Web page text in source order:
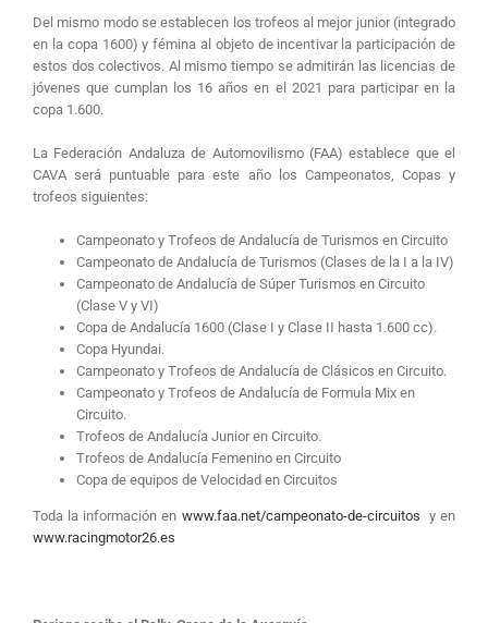
Del mismo modo se establecen los trofeos al mejor junior (integrado
en la copa 1600) y fémina al objeto de incentivar la participación de
estos dos colectivos. Al mismo tiempo se admitirán las licencias de
jóvenes que cumplan los 16 años en el 2021 para participar en la
copa 1.600.
La Federación Andaluza de Automovilismo (FAA) establece que el
CAVA será puntuable para este año los Campeonatos, Copas y
trofeos siguientes:
Campeonato y Trofeos de Andalucía de Turismos en Circuito
Campeonato de Andalucía de Turismos (Clases de la I a la IV)
Campeonato de Andalucía de Súper Turismos en Circuito
(Clase V y VI)
Copa de Andalucía 1600 (Clase I y Clase II hasta 1.600 cc).
Copa Hyundai.
Campeonato y Trofeos de Andalucía de Clásicos en Circuito.
Campeonato y Trofeos de Andalucía de Formula Mix en
Circuito.
Trofeos de Andalucía Junior en Circuito.
Trofeos de Andalucía Femenino en Circuito
Copa de equipos de Velocidad en Circuitos
Toda la información en www.faa.net/campeonato-de-circuitos y en
www.racingmotor26.es